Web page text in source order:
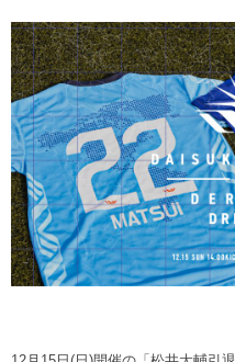
メディア
試合
アカデミー
席種・価格表
チケット購入方法
販売スケジュール
ニッパツシート
Buy Ticket Here
選手・スタッフ
スケジュール
練習見学について
観戦ガイド
横浜FC観戦ガイド
試合会場アクセス
観戦ルール・マナー
クラブ
クラブ概要
フリ丸のページ
ヒストリー
サステナビリティ
ファン
横浜FC公式オンラインショ
クラブメンバー
アカデミー
育成ビジョン
アカデミー選手
パートナー